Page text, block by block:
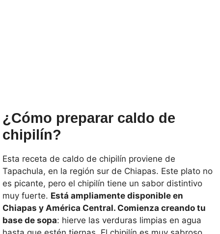
¿Cómo preparar caldo de
chipilín?
Esta receta de caldo de chipilín proviene de
Tapachula, en la región sur de Chiapas. Este plato no
es picante, pero el chipilín tiene un sabor distintivo
muy fuerte. Está ampliamente disponible en
Chiapas y América Central. Comienza creando tu
base de sopa: hierve las verduras limpias en agua